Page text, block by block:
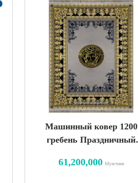
Машинный ковер 1200
гребень Праздничный
61,200,000 Мужчине